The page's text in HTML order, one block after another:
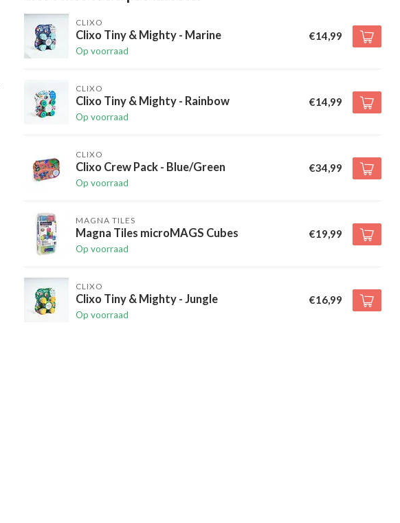
CLIXO
Clixo Tiny & Mighty - Marine
Op voorraad
€14,99
CLIXO
Clixo Tiny & Mighty - Rainbow
Op voorraad
€14,99
CLIXO
Clixo Crew Pack - Blue/Green
Op voorraad
€34,99
MAGNA TILES
Magna Tiles microMAGS Cubes
Op voorraad
€19,99
CLIXO
Clixo Tiny & Mighty - Jungle
Op voorraad
€16,99